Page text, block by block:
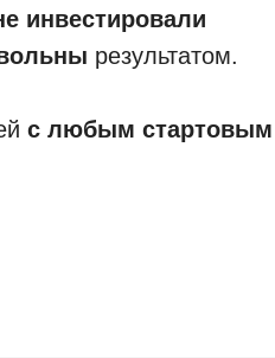
инвестировали
результатом.
с любым стартовым